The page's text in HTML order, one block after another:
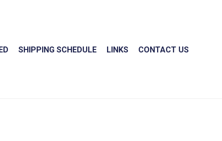
SHIPPING SCHEDULE LINKS CONTACT US